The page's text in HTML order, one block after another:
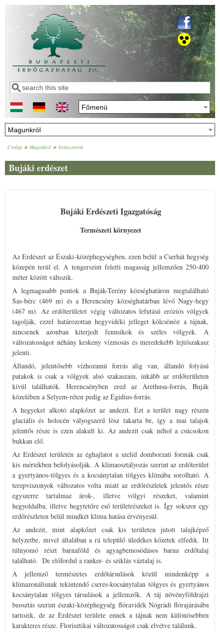
Ugrás a tartalomra
Keresés űrlap
Keresés
Jelenlegi hely
Címlap » Magunkról » Erdészeteink
Bujáki erdészet
Bujáki Erdészeti Igazgatóság
Természeti környezet
Az Erdészet az Északi-középhegységben, ezen belül a Cserhát hegység
közepén terül el. A tengerszint feletti magasság jellemzően 250-400
méter között változik.
A legmagasabb pontok a Buják-Terény községhatáron megtalálható
Sas-bérc (469 m) és a Herencsény községhatárban lévő Nagy-hegy
(467 m). Az erdőterületet végig változatos lefutású eróziós völgyek
tagolják, ezzel határozottan hegyvidéki jelleget kölcsönöz a tájnak,
nincsenek azonban kiterjedt fennsíkok és széles völgyek. A
változatosságot néhány keskeny vízmosás és meredekebb lejtőszakasz
jelenti.
Állandó, jelentősebb vízhozamú forrás alig van, állandó folyású
patakok is csak a völgyek alsó szakaszain, inkább az erdőterületen
kívül találhatók. Herencsényben ered az Arethusa-forrás, Buják
közelében a Selyem-réten pedig az Egidius-forrás.
A hegyeket alkotó alapkőzet az andezit. Ezt a terület nagy részén
glaciális és holocén vályogszerű lösz takarta be, így a mai talajok
jelentős része is ezen alakult ki. Az andezit csak néhol a csúcsokon
bukkan elő.
Az Erdészet területén az éghajlatot a szelíd domborzati formák csak
kis mértékben befolyásolják. A klímaosztályozás szerint az erdőterület
a gyertyános-tölgyes és a kocsánytalan tölgyes klímába sorolható. A
terepviszonyok változatos volta miatt az erdőrészletek jelentős része
egyszerre tartalmaz árok-, illetve völgyi részeket, valamint
hegyoldalba, illetve hegytetőre eső területrészeket is. Így sokszor egy
erdőrészleten belül mindkét klíma hatása érvényesül.
Az andezit, mint alapkőzet csak kis területen jutott talajképző
helyzetbe, mivel általában a rá települő üledékes kőzetek elfedik. Itt
túlnyomó részt barnaföld és agyagbemosódásos barna erdőtalaj
található. De előfordul a ranker- és sziklás váztalaj is.
A jellemző természetes erdőtársulások közül mindenképp a
klímazonálisnak tekintendő cseres-kocsánytalan tölgyes és gyertyános
kocsánytalan tölgyes társulások a jellemzők. A táj növényföldrajzi
beosztás szerint északi-középhegység flóravidék Nógrádi flórajárásába
tartozik, de az Erdészet területe ennek a tájnak nem különösebben
karakteres része. Florisztikai változatosságot csak elvétve találunk.